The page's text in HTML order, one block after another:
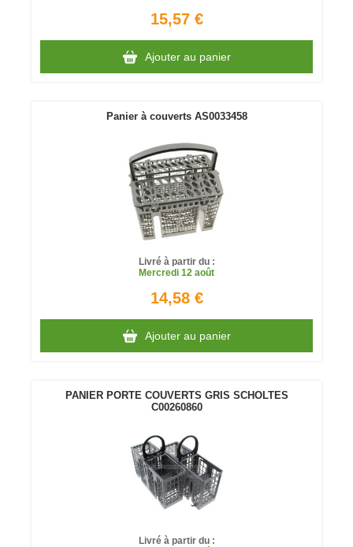
15,57 €
Ajouter au panier
Panier à couverts AS0033458
Livré à partir du :
Mercredi 12 août
14,58 €
Ajouter au panier
PANIER PORTE COUVERTS GRIS SCHOLTES
C00260860
Livré à partir du :